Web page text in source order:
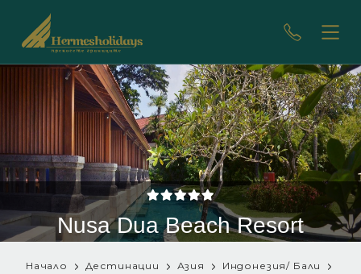
Nusa Dua Beach Resort
Начало Дестинации Азия
Индонезия/ Бали